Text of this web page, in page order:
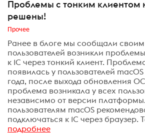
Проблемы с тонким клиентом
решены!
Прочее
Ранее в блоге мы сообщали своим
пользователей возникли
к 1С через тонкий клиент.
появилась у пользователей
года, после выхода обновления
проблема возникала у всех
независимо от версии
пользователям macOS
подключаться к 1С через браузер.
подробнее